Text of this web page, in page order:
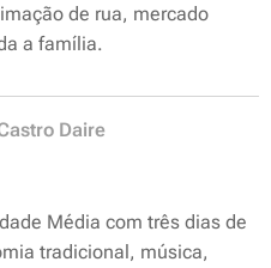
de rua, mercado
a família.
Daire
Média com três dias de
tradicional, música,